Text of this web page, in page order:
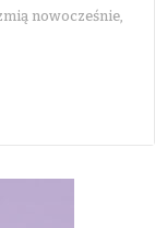
nowocześnie,